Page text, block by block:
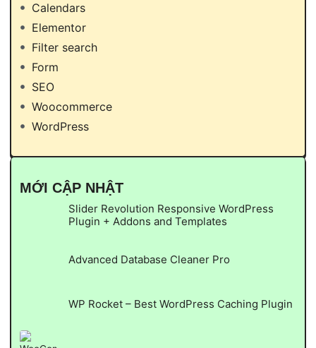
Calendars
Elementor
Filter search
Form
SEO
Woocommerce
WordPress
MỚI CẬP NHẬT
Slider Revolution Responsive WordPress
Plugin + Addons and Templates
Advanced Database Cleaner Pro
WP Rocket – Best WordPress Caching Plugin